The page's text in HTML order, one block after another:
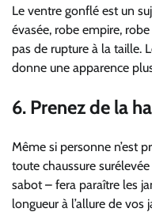
Le ventre gonflé est un
évasée, robe empire,
pas de rupture à la taille.
donne une apparence
6. Prenez de la
Même si personne n’est
toute chaussure
sabot – fera paraître les
longueur à l’allure de